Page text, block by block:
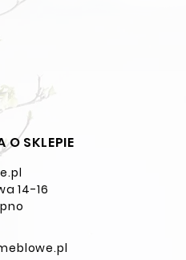
O SKLEPIE
14-16